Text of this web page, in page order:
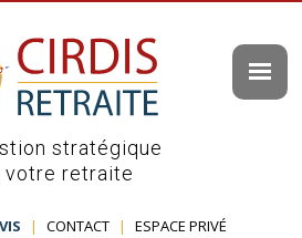
stratégique
votre retraite
| CONTACT | ESPACE PRIVÉ